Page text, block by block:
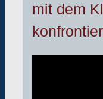
mit dem